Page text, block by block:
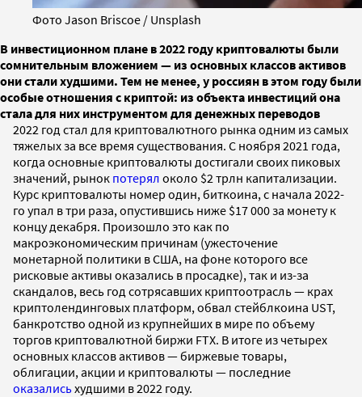
Фото Jason Briscoe / Unsplash
В инвестиционном плане в 2022 году криптовалюты были
сомнительным вложением — из основных классов активов
они стали худшими. Тем не менее, у россиян в этом году были
особые отношения с криптой: из объекта инвестиций она
стала для них инструментом для денежных переводов
2022 год стал для криптовалютного рынка одним из самых
тяжелых за все время существования. C ноября 2021 года,
когда основные криптовалюты достигали своих пиковых
значений, рынок потерял около $2 трлн капитализации.
Курс криптовалюты номер один, биткоина, с начала 2022-
го упал в три раза, опустившись ниже $17 000 за монету к
концу декабря. Произошло это как по
макроэкономическим причинам (ужесточение
монетарной политики в США, на фоне которого все
рисковые активы оказались в просадке), так и из-за
скандалов, весь год сотрясавших криптоотрасль — крах
криптолендинговых платформ, обвал стейблкоина UST,
банкротство одной из крупнейших в мире по объему
торгов криптовалютной биржи FTX. В итоге из четырех
основных классов активов — биржевые товары,
облигации, акции и криптовалюты — последние
оказалисьхудшими в 2022 году.